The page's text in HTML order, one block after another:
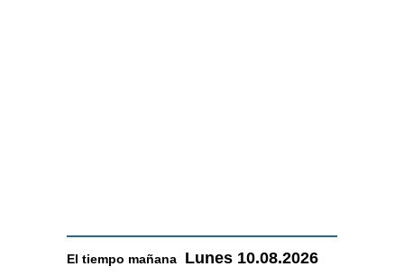
El tiempo mañana Lunes 10.08.2026